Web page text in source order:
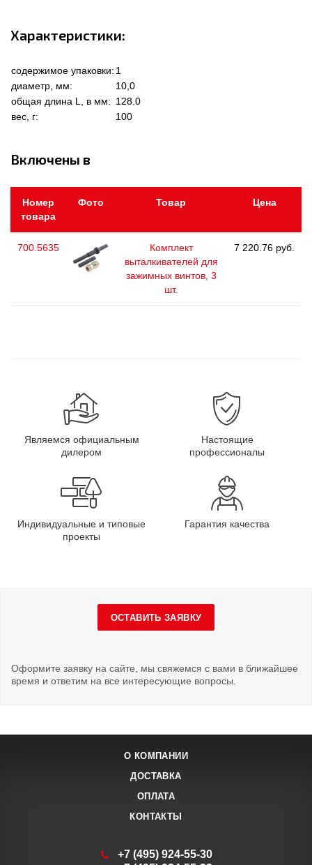
Характеристики:
содержимое упаковки: 1
диаметр, мм:
10,0
общая длина L, в мм: 128.0
вес, г:
100
Включены в
Номер
товара
Фото Товар Цена
700.5635
Комплект
выталкивателей для
зажимных винтов, 3
шт.
7 220.76 руб.
Являемся официальным
дилером
Настоящие
профессионалы
Индивидуальные и типовые
проекты
Гарантия качества
ОСТАВИТЬ ЗАЯВКУ
Оформите заявку на сайте, мы свяжемся с вами в ближайшее
время и ответим на все интересующие вопросы.
О КОМПАНИИ
ДОСТАВКА
ОПЛАТА
КОНТАКТЫ
+7 (495) 924-55-30